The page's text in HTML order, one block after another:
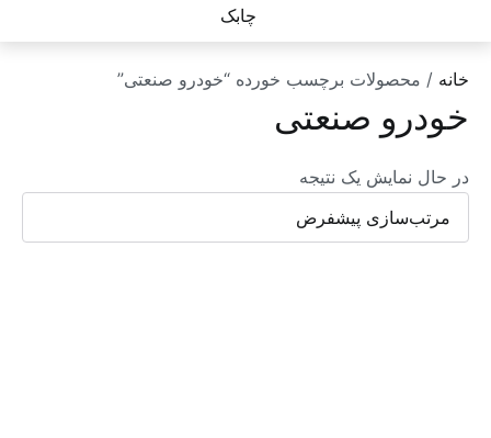
خانه / محصولات برچسب خورده “خودرو صنعتی”
خودرو صنعتی
در حال نمایش یک نتیجه